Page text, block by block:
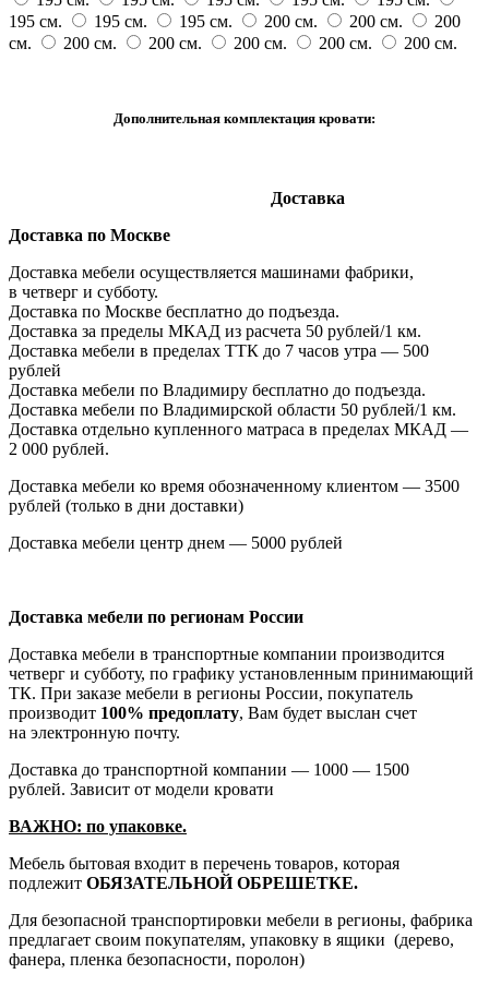
195 см.
195 см. 195 см. 200 см. 200 см.
200
см.
200 см. 200 см. 200 см. 200 см. 200 см.
Дополнительная комплектация кровати:
Доставка
Доставка по Москве
Доставка мебели осуществляется машинами фабрики,
в четверг и субботу.
Доставка по Москве бесплатно до подъезда.
Доставка за пределы МКАД из расчета 50 рублей/1 км.
Доставка мебели в пределах ТТК до 7 часов утра — 500
рублей
Доставка мебели по Владимиру бесплатно до подъезда.
Доставка мебели по Владимирской области 50 рублей/1 км.
Доставка отдельно купленного матраса в пределах МКАД —
2 000 рублей.
Доставка мебели ко время обозначенному клиентом — 3500
рублей (только в дни доставки)
Доставка мебели центр днем — 5000 рублей
Доставка мебели по регионам России
Доставка мебели в транспортные компании производится
четверг и субботу, по графику установленным принимающий
ТК. При заказе мебели в регионы России, покупатель
производит 100% предоплату, Вам будет выслан счет
на электронную почту.
Доставка до транспортной компании — 1000 — 1500
рублей. Зависит от модели кровати
ВАЖНО: по упаковке.
Мебель бытовая входит в перечень товаров, которая
подлежит ОБЯЗАТЕЛЬНОЙ ОБРЕШЕТКЕ.
Для безопасной транспортировки мебели в регионы, фабрика
предлагает своим покупателям, упаковку в ящики (дерево,
фанера, пленка безопасности, поролон)